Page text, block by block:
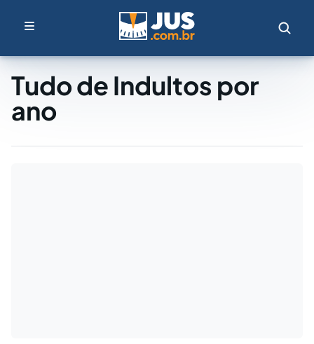
Tudo de Indultos por
ano